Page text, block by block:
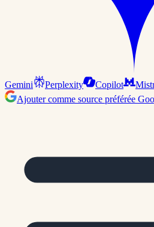
Gemini Perplexity Copilot
Ajouter comme source préférée